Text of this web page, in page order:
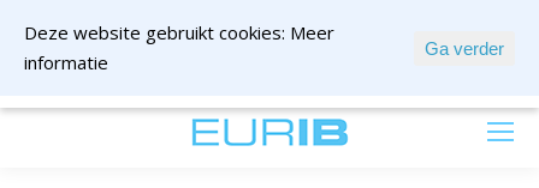
Deze website gebruikt cookies: Meer
informatie
Ga verder